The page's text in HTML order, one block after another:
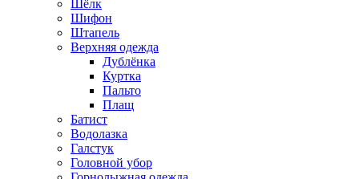
Шёлк
Шифон
Штапель
Верхняя одежда
Дублёнка
Куртка
Пальто
Плащ
Батист
Водолазка
Галстук
Головной убор